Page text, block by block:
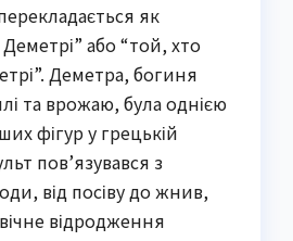
як
або “той, хто
Деметра, богиня
та врожаю, була однією
фігур у грецькій
пов’язувався з
від посіву до жнив,
відродження